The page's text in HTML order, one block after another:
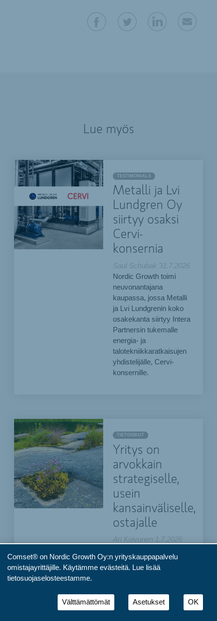
Comset® on Nordic Growth Oy:n yrityskauppapalvelu
omistajayrittäjille. Käytämme evästeitä. Lue lisää
tietosuojaselosteestamme.
Välttämättömät Asetukset OK
Lue myös
TESTIMONIALS
Metalli ja Lvi
Lundgren Oy
siirtyy osaksi
Cervi-
konsernia
Saul Schubak 31.7.2026
Nordic Growth toimi
neuvonantajana
kaupassa, jossa Metalli
ja Lvi Lundgrenin koko
osakekanta siirtyy Intera
Partnersin tukemalle
energia- ja
talotekniikkaratkaisujen
yhdistelijälle, Cervi-
konsernille.
TIETOISKUT
Yritys on
arvokkain
strategiselle,
usein
kansainväliselle,
ostajalle
Ari Koivunen 1.7.2026
harkitsevat omistajat
usein pohtivat, ketkä
luonnollisimmat ostajat.